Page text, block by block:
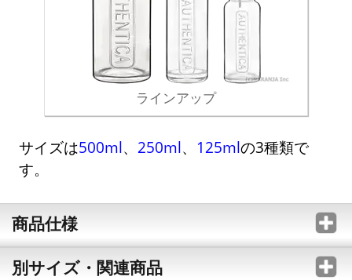
ラインアップ
サイズは500ml、 250ml、 125mlの3種類で
す。
商品仕様
別サイズ・関連商品